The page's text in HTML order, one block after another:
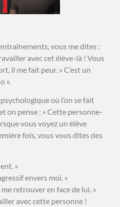
vous me dites :
avec cet élève-là ! Vous
il me fait peur. » C’est un
».
où l’on se fait
on pense : « Cette personne-
vous voyez un élève
fois, vous vous dites des
»
envers moi. »
retrouver en face de lui. »
avec cette personne !